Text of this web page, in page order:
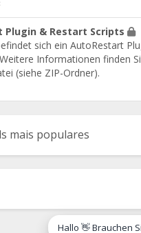
Plugin & Restart Scripts
sich ein AutoRestart
Informationen finden
(siehe ZIP-Ordner).
mais populares
Hallo 👋 Brauchen